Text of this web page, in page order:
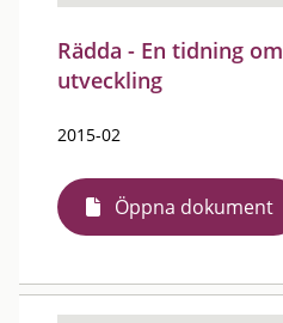
Rädda - En tidning
utveckling
2015-02
Öppna dokument